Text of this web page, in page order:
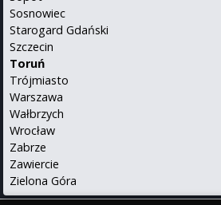
Sosnowiec
Starogard Gdański
Szczecin
Toruń
Trójmiasto
Warszawa
Wałbrzych
Wrocław
Zabrze
Zawiercie
Zielona Góra